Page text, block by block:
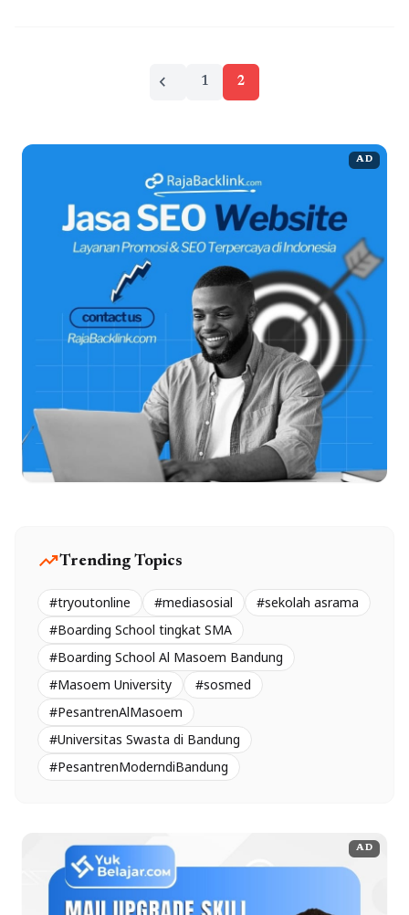
chevron_left 1 2
AD
trending_upTrending Topics
#tryoutonline #mediasosial
#sekolah asrama
#Boarding School tingkat SMA
#Boarding School Al Masoem Bandung
#Masoem University
#sosmed
#PesantrenAlMasoem
#Universitas Swasta di Bandung
#PesantrenModerndiBandung
AD